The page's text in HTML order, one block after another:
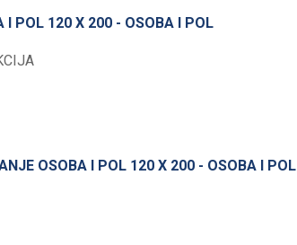
I POL 120 X 200 - OSOBA I POL
OSOBA I POL 120 X 200 - OSOBA I POL